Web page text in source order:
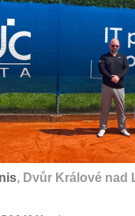
, Dvůr Králové nad